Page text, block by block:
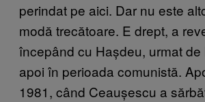
perindat pe aici. Dar nu este
modă trecătoare. E drept, a
începând cu Hașdeu, urmat
apoi în perioada comunistă.
1981, când Ceaușescu a